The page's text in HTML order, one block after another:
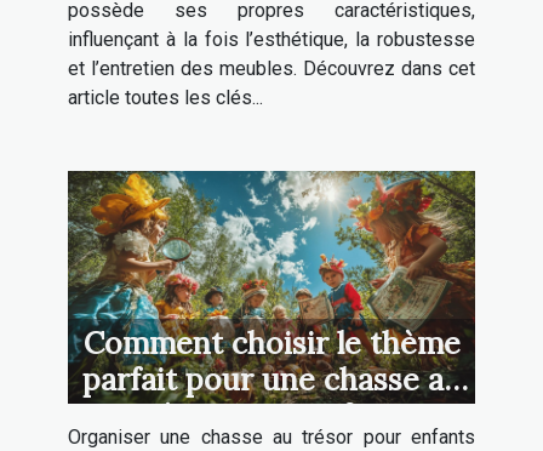
possède ses propres caractéristiques,
influençant à la fois l’esthétique, la robustesse
et l’entretien des meubles. Découvrez dans cet
article toutes les clés...
Comment choisir le thème
parfait pour une chasse au
trésor pour enfants
Organiser une chasse au trésor pour enfants